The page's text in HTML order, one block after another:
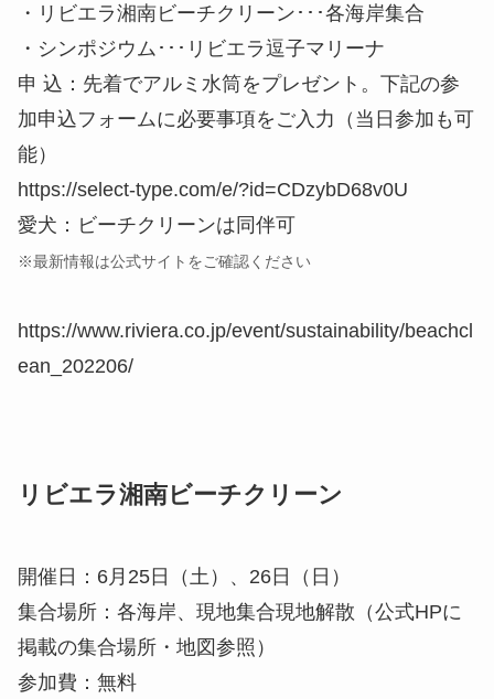
・リビエラ湘南ビーチクリーン･･･各海岸集合
・シンポジウム･･･リビエラ逗子マリーナ
申 込：先着でアルミ水筒をプレゼント。下記の参
加申込フォームに必要事項をご入力（当日参加も可
能）
https://select-type.com/e/?id=CDzybD68v0U
愛犬：ビーチクリーンは同伴可
※最新情報は公式サイトをご確認ください
https://www.riviera.co.jp/event/sustainability/beachcl
ean_202206/
リビエラ湘南ビーチクリーン
開催日：6月25日（土）、26日（日）
集合場所：各海岸、現地集合現地解散（公式HPに
掲載の集合場所・地図参照）
参加費：無料